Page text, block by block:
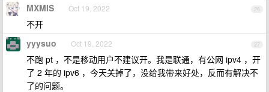
26
MXMIS Oct 19, 2022
不开
27
yyysuo Oct 19, 2022
不跑 pt ，不是移动用户不建议开。我是联通，有公网 ipv4 ，开
了 2 年的 ipv6 ，今天关掉了，没给我带来好处，反而有解决不
了的问题。